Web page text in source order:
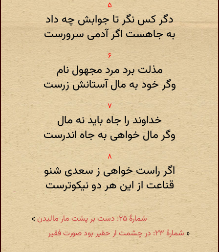
دگر کس نگر تا جوابش چه داد
به جاهست اگر آدمی سرورست
مذلت برد مرد مجهول نام
وگر خود به مال آستانش زرست
خداوند را جاه باید نه مال
وگر مال خواهی به جاه اندرست
اگر راست خواهی ز سعدی شنو
قناعت از این هر دو نیکوترست
شمارهٔ ۲۵: دست بر پشت مار مالیدن
»
« شمارهٔ ۲۳: در چشمت ار حقیر بود صورت فقیر